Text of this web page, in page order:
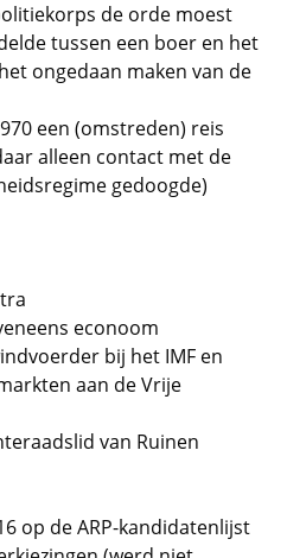
de orde moest
tussen een boer en het
ongedaan maken van de
een (omstreden) reis
alleen contact met de
gedoogde)
econoom
bij het IMF en
aan de Vrije
van Ruinen
op de ARP-kandidatenlijst